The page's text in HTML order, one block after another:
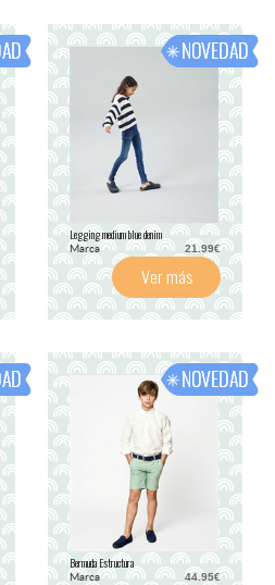
Legging medium blue denim
Marca 21.99€
Ver más
Bermuda Estructura
Marca 44.95€